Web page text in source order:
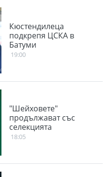
Кюстендилеца
подкрепя ЦСКА в
Батуми
19:00
"Шейховете"
продължават със
селекцията
18:05